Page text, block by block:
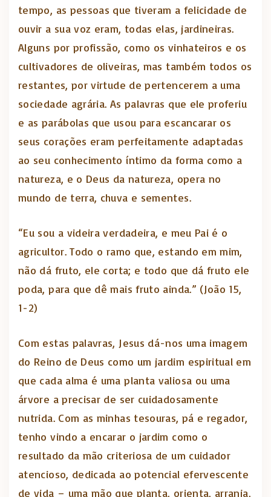
tempo, as pessoas que tiveram a felicidade de
ouvir a sua voz eram, todas elas, jardineiras.
Alguns por profissão, como os vinhateiros e os
cultivadores de oliveiras, mas também todos os
restantes, por virtude de pertencerem a uma
sociedade agrária. As palavras que ele proferiu
e as parábolas que usou para escancarar os
seus corações eram perfeitamente adaptadas
ao seu conhecimento íntimo da forma como a
natureza, e o Deus da natureza, opera no
mundo de terra, chuva e sementes.
“Eu sou a videira verdadeira, e meu Pai é o
agricultor. Todo o ramo que, estando em mim,
não dá fruto, ele corta; e todo que dá fruto ele
poda, para que dê mais fruto ainda.” (João 15,
1-2)
Com estas palavras, Jesus dá-nos uma imagem
do Reino de Deus como um jardim espiritual em
que cada alma é uma planta valiosa ou uma
árvore a precisar de ser cuidadosamente
nutrida. Com as minhas tesouras, pá e regador,
tenho vindo a encarar o jardim como o
resultado da mão criteriosa de um cuidador
atencioso, dedicada ao potencial efervescente
de vida – uma mão que planta, orienta, arranja,